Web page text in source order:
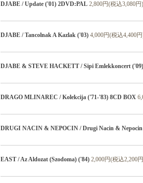
DJABE / Update ('01) 2DVD:PAL 2,800円(税込3,080円)
DJABE / Tancolnak A Kazlak ('03) 4,000円(税込4,400
DJABE & STEVE HACKETT / Sipi Emlekkoncert ('09)
DRAGO MLINAREC / Kolekcija ('71-'83) 8CD BOX
DRUGI NACIN & NEPOCIN / Drugi Nacin & Nepocin
EAST / Az Aldozat (Szodoma) ('84) 2,000円(税込2,200